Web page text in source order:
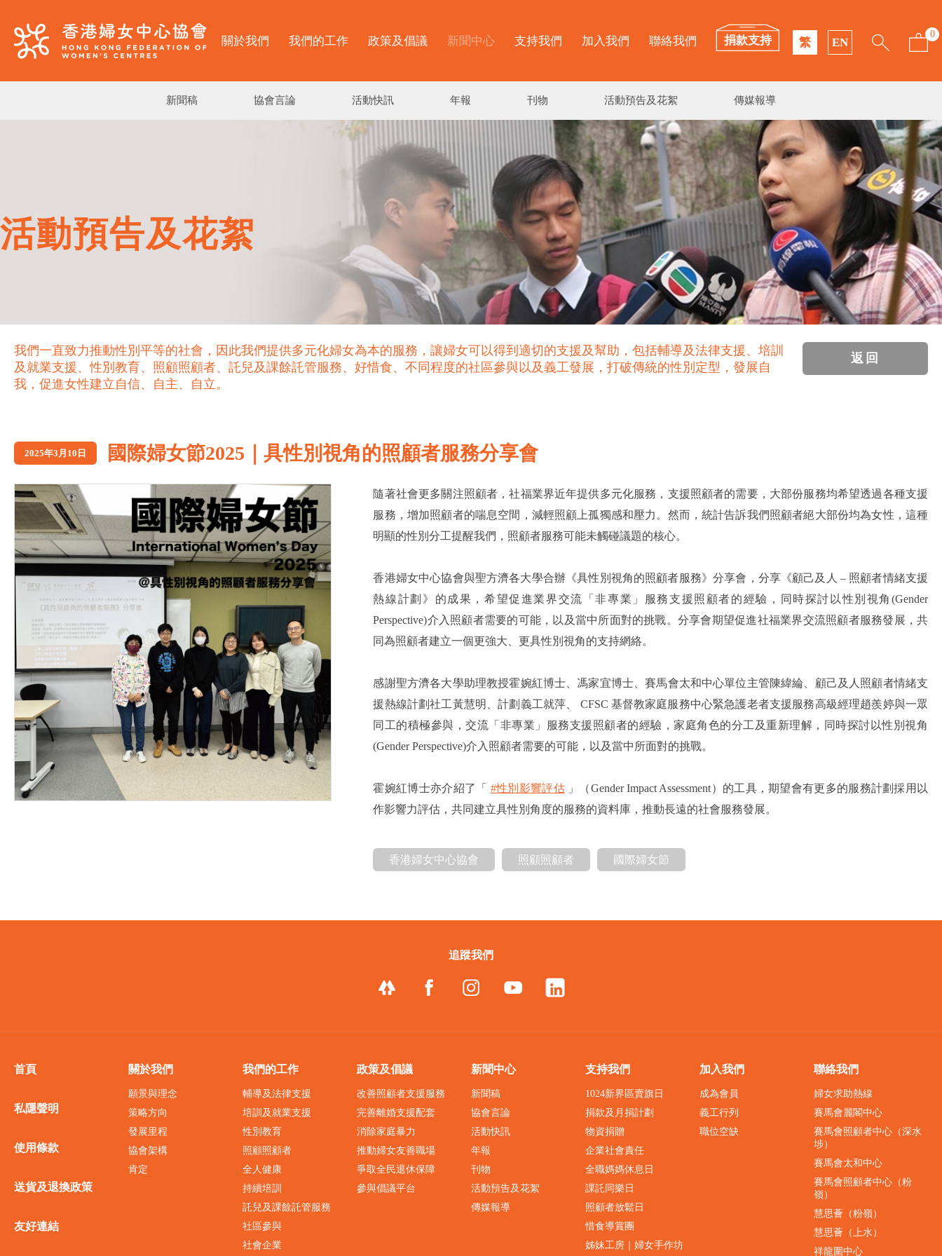
關於我們 我們的工作 政策及倡議 新聞中心 支持我們 加入我們 聯絡我們 捐款支持 繁 EN
0
新聞稿 協會言論 活動快訊 年報 刊物 活動預告及花絮 傳媒報導
活動預告及花絮
我們一直致力推動性別平等的社會，因此我們提供多元化婦女為本的服務，讓婦女可以得到適切的支援及幫助，包括輔導及法律支援、培訓
及就業支援、性別教育、照顧照顧者、託兒及課餘託管服務、好惜食、不同程度的社區參與以及義工發展，打破傳統的性別定型，發展自
我，促進女性建立自信、自主、自立。
返回
2025年3月10日 國際婦女節2025｜具性別視角的照顧者服務分享會
隨著社會更多關注照顧者，社福業界近年提供多元化服務，支援照顧者的需要，大部份服務均希望透過各種支援
服務，增加照顧者的喘息空間，減輕照顧上孤獨感和壓力。然而，統計告訴我們照顧者絕大部份均為女性，這種
明顯的性別分工提醒我們，照顧者服務可能未觸碰議題的核心。
香港婦女中心協會與聖方濟各大學合辦《具性別視角的照顧者服務》分享會，分享《顧己及人 – 照顧者情緒支援
熱線計劃》的成果，希望促進業界交流「非專業」服務支援照顧者的經驗，同時探討以性別視角(Gender
Perspective)介入照顧者需要的可能，以及當中所面對的挑戰。分享會期望促進社福業界交流照顧者服務發展，共
同為照顧者建立一個更強大、更具性別視角的支持網絡。
感謝聖方濟各大學助理教授霍婉紅博士、馮家宜博士、賽馬會太和中心單位主管陳緯綸、顧己及人照顧者情緒支
援熱線計劃社工黃慧明、計劃義工就萍、 CFSC 基督教家庭服務中心緊急護老者支援服務高級經理趙羨婷與一眾
同工的積極參與，交流「非專業」服務支援照顧者的經驗，家庭角色的分工及重新理解，同時探討以性別視角
(Gender Perspective)介入照顧者需要的可能，以及當中所面對的挑戰。
霍婉紅博士亦介紹了「 #性別影響評估」（Gender Impact Assessment）的工具，期望會有更多的服務計劃採用以
作影響力評估，共同建立具性別角度的服務的資料庫，推動長遠的社會服務發展。
香港婦女中心協會 照顧照顧者 國際婦女節
追蹤我們
首頁
私隱聲明
使用條款
送貨及退換政策
友好連結
關於我們
願景與理念
策略方向
發展里程
協會架構
肯定
我們的工作
輔導及法律支援
培訓及就業支援
性別教育
照顧照顧者
全人健康
持續培訓
託兒及課餘託管服務
社區參與
社會企業
政策及倡議
改善照顧者支援服務
完善離婚支援配套
消除家庭暴力
推動婦女友善職場
爭取全民退休保障
參與倡議平台
新聞中心
新聞稿
協會言論
活動快訊
年報
刊物
活動預告及花絮
傳媒報導
支持我們
1024新界區賣旗日
捐款及月捐計劃
物資捐贈
企業社會責任
全職媽媽休息日
課託同樂日
照顧者放鬆日
惜食導賞團
姊妹工房｜婦女手作坊
加入我們
成為會員
義工行列
職位空缺
聯絡我們
婦女求助熱線
賽馬會麗閣中心
賽馬會照顧者中心（深水
埗）
賽馬會太和中心
賽馬會照顧者中心（粉
嶺）
慧思薈（粉嶺）
慧思薈（上水）
祥龍圍中心